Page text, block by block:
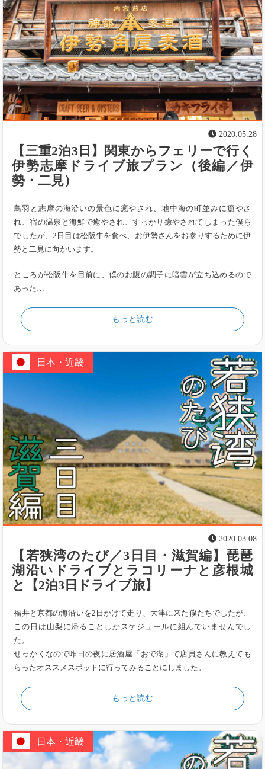
2020.05.28
【三重2泊3日】関東からフェリーで行く
伊勢志摩ドライブ旅プラン（後編／伊
勢・二見）
鳥羽と志摩の海沿いの景色に癒やされ、地中海の町並みに癒やさ
れ、宿の温泉と海鮮で癒やされ、すっかり癒やされてしまった僕ら
でしたが、2日目は松阪牛を食べ、お伊勢さんをお参りするために伊
勢と二見に向かいます。
ところが松阪牛を目前に、僕のお腹の調子に暗雲が立ち込めるので
あった…
もっと読む
日本・近畿
2020.03.08
【若狭湾のたび／3日目・滋賀編】琵琶
湖沿いドライブとラコリーナと彦根城
と【2泊3日ドライブ旅】
福井と京都の海沿いを2日かけて走り、大津に来た僕たちでしたが、
この日は山梨に帰ることしかスケジュールに組んでいませんでし
た。
せっかくなので昨日の夜に居酒屋「おで湖」で店員さんに教えても
らったオススメスポットに行ってみることにしました。
もっと読む
日本・近畿